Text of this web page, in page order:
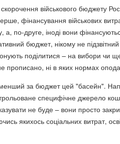
військового бюджету
фінансування військових
а, по-друге, іноді вони
бюджет, нікому не
поділитися – на вибори чи
прописано, ні в яких нормах
менший за бюджет цей "басейн".
специфічне джерело
не буде – вони просто
якихось соціальних витрат,